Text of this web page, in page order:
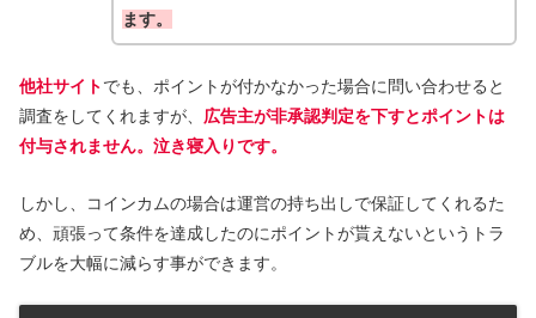
ます。
他社サイトでも、ポイントが付かなかった場合に問い合わせると
調査をしてくれますが、 広告主が非承認判定を下すとポイントは
付与されません。泣き寝入りです。
しかし、コインカムの場合は運営の持ち出しで保証してくれるた
め、頑張って条件を達成したのにポイントが貰えないというトラ
ブルを大幅に減らす事ができます。